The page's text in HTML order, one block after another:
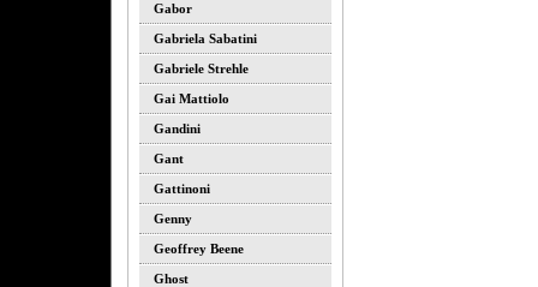
Gabor
Gabriela Sabatini
Gabriele Strehle
Gai Mattiolo
Gandini
Gant
Gattinoni
Genny
Geoffrey Beene
Ghost